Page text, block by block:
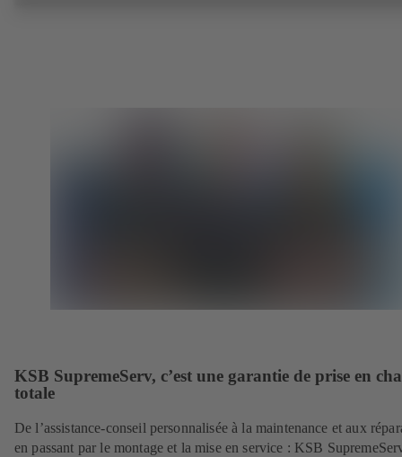
KSB SupremeServ, c’est une garantie de prise en
totale
De l’assistance-conseil personnalisée à la maintenance et aux
en passant par le montage et la mise en service : KSB